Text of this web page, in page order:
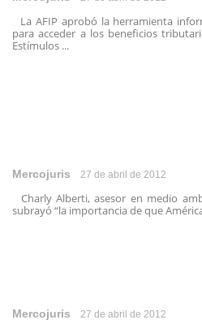
La AFIP aprobó la herramienta
para acceder a los beneficios
Estímulos ...
Mercojuris 27 de abril de 2012
Charly Alberti, asesor en medio
subrayó “la importancia de que
Mercojuris 27 de abril de 2012